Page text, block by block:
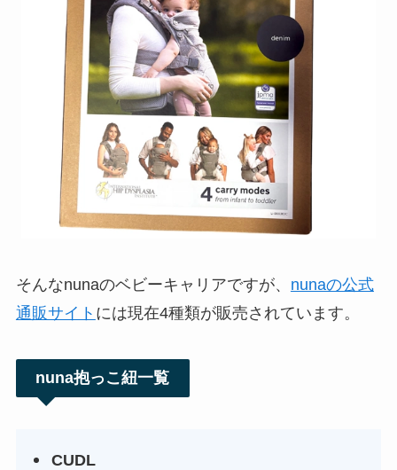
そんなnunaのベビーキャリアですが、 nunaの公式
通販サイト には現在4種類が販売されています。
nuna抱っこ紐一覧
CUDL